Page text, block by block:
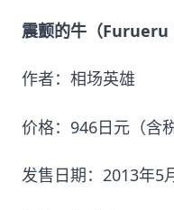
震颤的牛（Furueru
作者：相场英雄
价格：946日元（含税
发售日期：2013年5